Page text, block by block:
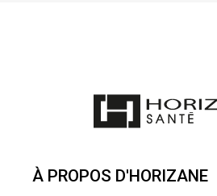
À PROPOS D'HORIZANE